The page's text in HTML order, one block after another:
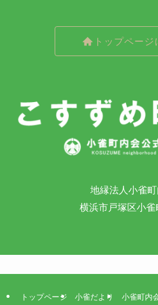
トップページ
地縁法人小雀
横浜市戸塚区小
トップページ 小雀だより 小雀町内